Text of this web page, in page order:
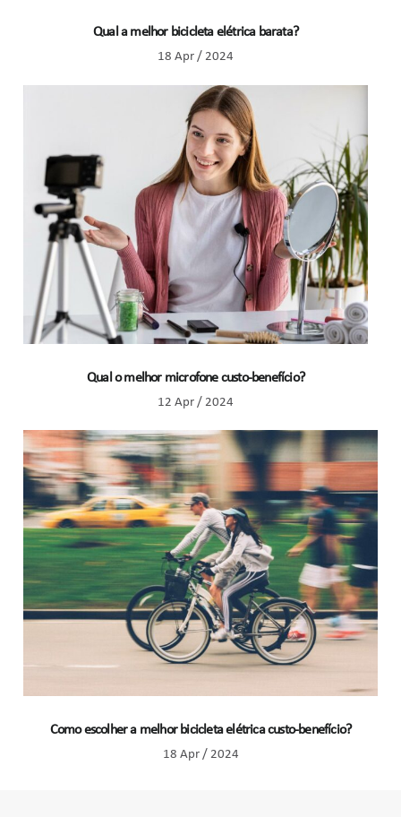
Qual a melhor bicicleta elétrica barata?
18 Apr / 2024
Qual o melhor microfone custo-benefício?
12 Apr / 2024
Como escolher a melhor bicicleta elétrica custo-benefício?
18 Apr / 2024